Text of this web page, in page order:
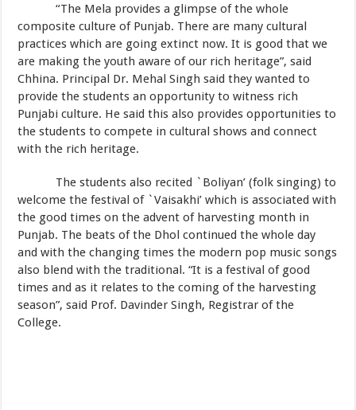
“The Mela provides a glimpse of the whole
composite culture of Punjab. There are many cultural
practices which are going extinct now. It is good that we
are making the youth aware of our rich heritage”, said
Chhina. Principal Dr. Mehal Singh said they wanted to
provide the students an opportunity to witness rich
Punjabi culture. He said this also provides opportunities to
the students to compete in cultural shows and connect
with the rich heritage.
The students also recited `Boliyan’ (folk singing) to
welcome the festival of `Vaisakhi’ which is associated with
the good times on the advent of harvesting month in
Punjab. The beats of the Dhol continued the whole day
and with the changing times the modern pop music songs
also blend with the traditional. “It is a festival of good
times and as it relates to the coming of the harvesting
season”, said Prof. Davinder Singh, Registrar of the
College.